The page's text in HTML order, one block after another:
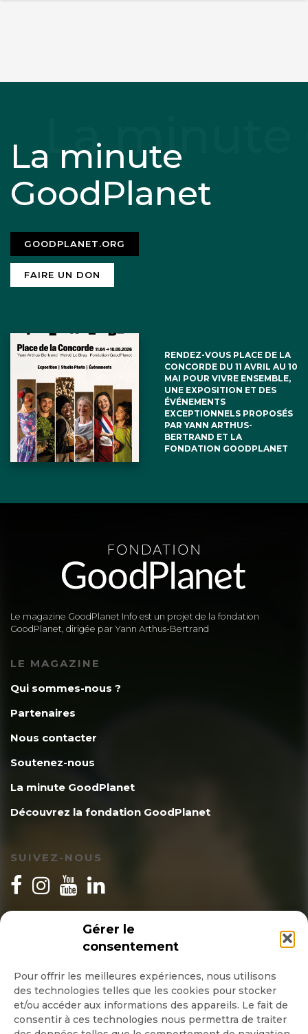
Gérer le
consentement
Pour offrir les meilleures expériences, nous utilisons
des technologies telles que les cookies pour stocker
et/ou accéder aux informations des appareils. Le fait de
consentir à ces technologies nous permettra de traiter
La minute
GoodPlanet
GOODPLANET.ORG
FAIRE UN DON
RENDEZ-VOUS PLACE DE LA
CONCORDE DU 11 AVRIL AU 10
MAI POUR VIVRE ENSEMBLE,
UNE EXPOSITION ET DES
ÉVÉNEMENTS
EXCEPTIONNELS PROPOSÉS
PAR YANN ARTHUS-
BERTRAND ET LA
FONDATION GOODPLANET
Le magazine GoodPlanet Info est un projet de la fondation
GoodPlanet, dirigée par Yann Arthus-Bertrand
LE MAGAZINE
Qui sommes-nous ?
Partenaires
Nous contacter
Soutenez-nous
La minute GoodPlanet
Découvrez la fondation GoodPlanet
SUIVEZ-NOUS
INSCRIPTION NEWSLETTER
Quotidienne
Hebdo